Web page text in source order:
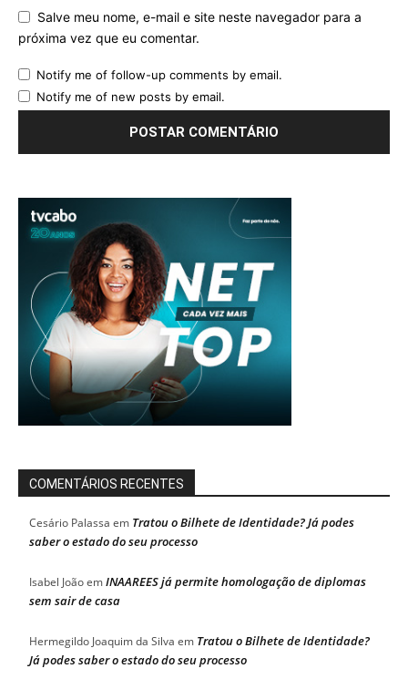
Salve meu nome, e-mail e site neste navegador para a
próxima vez que eu comentar.
Notify me of follow-up comments by email.
Notify me of new posts by email.
COMENTÁRIOS RECENTES
Cesário Palassa em Tratou o Bilhete de Identidade? Já podes
saber o estado do seu processo
Isabel JoãoemINAAREES já permite homologação de diplomas
sem sair de casa
Hermegildo Joaquim da Silva em Tratou o Bilhete de Identidade?
Já podes saber o estado do seu processo